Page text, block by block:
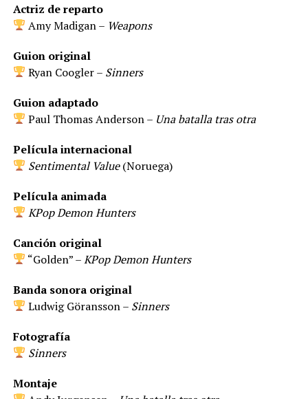
Actriz de reparto
Amy Madigan – Weapons
Guion original
Ryan Coogler – Sinners
Guion adaptado
Paul Thomas Anderson – Una batalla tras otra
Película internacional
Sentimental Value(Noruega)
Película animada
KPop Demon Hunters
Canción original
“Golden” –KPop Demon Hunters
Banda sonora original
Ludwig Göransson – Sinners
Fotografía
Sinners
Montaje